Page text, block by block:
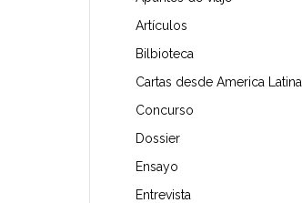
Artículos
Bilbioteca
Cartas desde America Latina
Concurso
Dossier
Ensayo
Entrevista